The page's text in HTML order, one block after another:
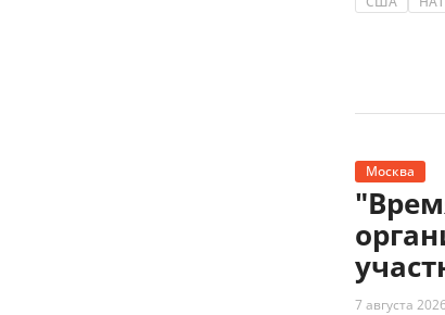
Москва
7 августа